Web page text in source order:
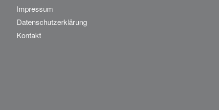
Impressum
Datenschutzerklärung
Kontakt